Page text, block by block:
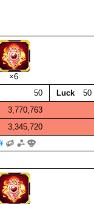
×6
50 Luck
50
3,770,763
3,345,720